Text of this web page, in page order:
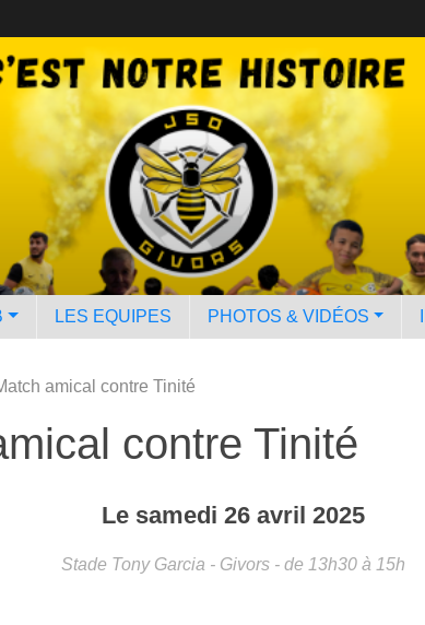
LES EQUIPES PHOTOS & VIDÉOS
amical contre Tinité
contre Tinité
Le samedi 26 avril 2025
Stade Tony Garcia - Givors - de 13h30 à 15h